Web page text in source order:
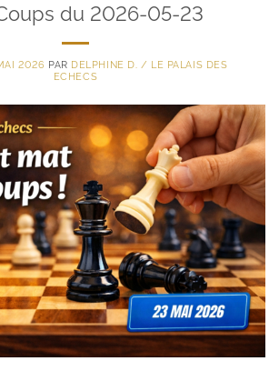
du 2026-05-23
2026 PAR DELPHINE D. / LE PALAIS DES
ECHECS